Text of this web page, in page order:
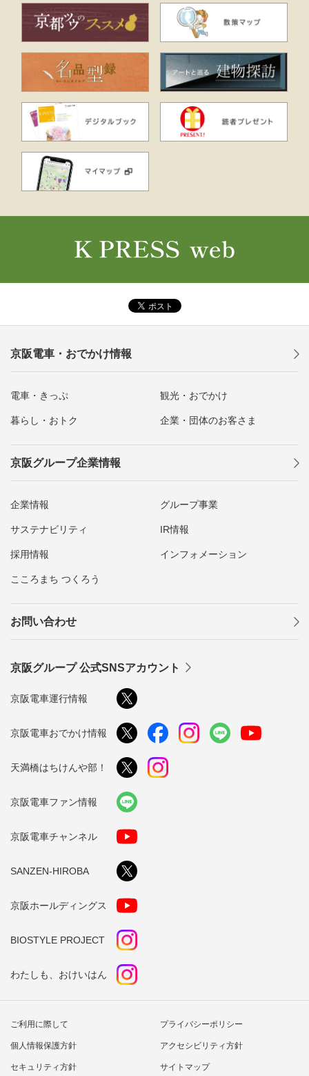
京阪電車・おでかけ情報
電車・きっぷ 観光・おでかけ
暮らし・おトク 企業・団体のお客さま
京阪グループ企業情報
企業情報 グループ事業
サステナビリティ IR情報
採用情報 インフォメーション
こころまち つくろう
お問い合わせ
京阪グループ 公式SNSアカウント
京阪電車運行情報
京阪電車おでかけ情報
天満橋はちけんや部！
京阪電車ファン情報
京阪電車チャンネル
SANZEN-HIROBA
京阪ホールディングス
BIOSTYLE PROJECT
わたしも、おけいはん
ご利用に際して プライバシーポリシー
個人情報保護方針 アクセシビリティ方針
セキュリティ方針 サイトマップ